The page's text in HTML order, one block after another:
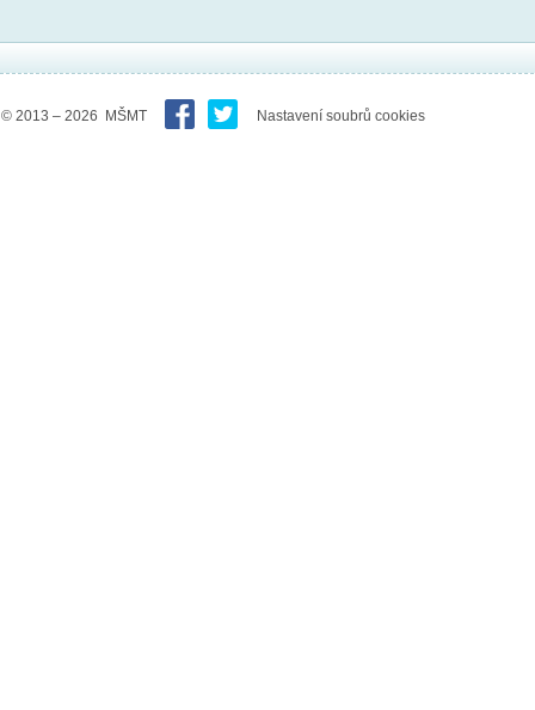
© 2013 – 2026 MŠMT Nastavení soubrů cookies